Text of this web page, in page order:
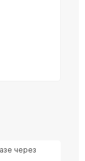
через